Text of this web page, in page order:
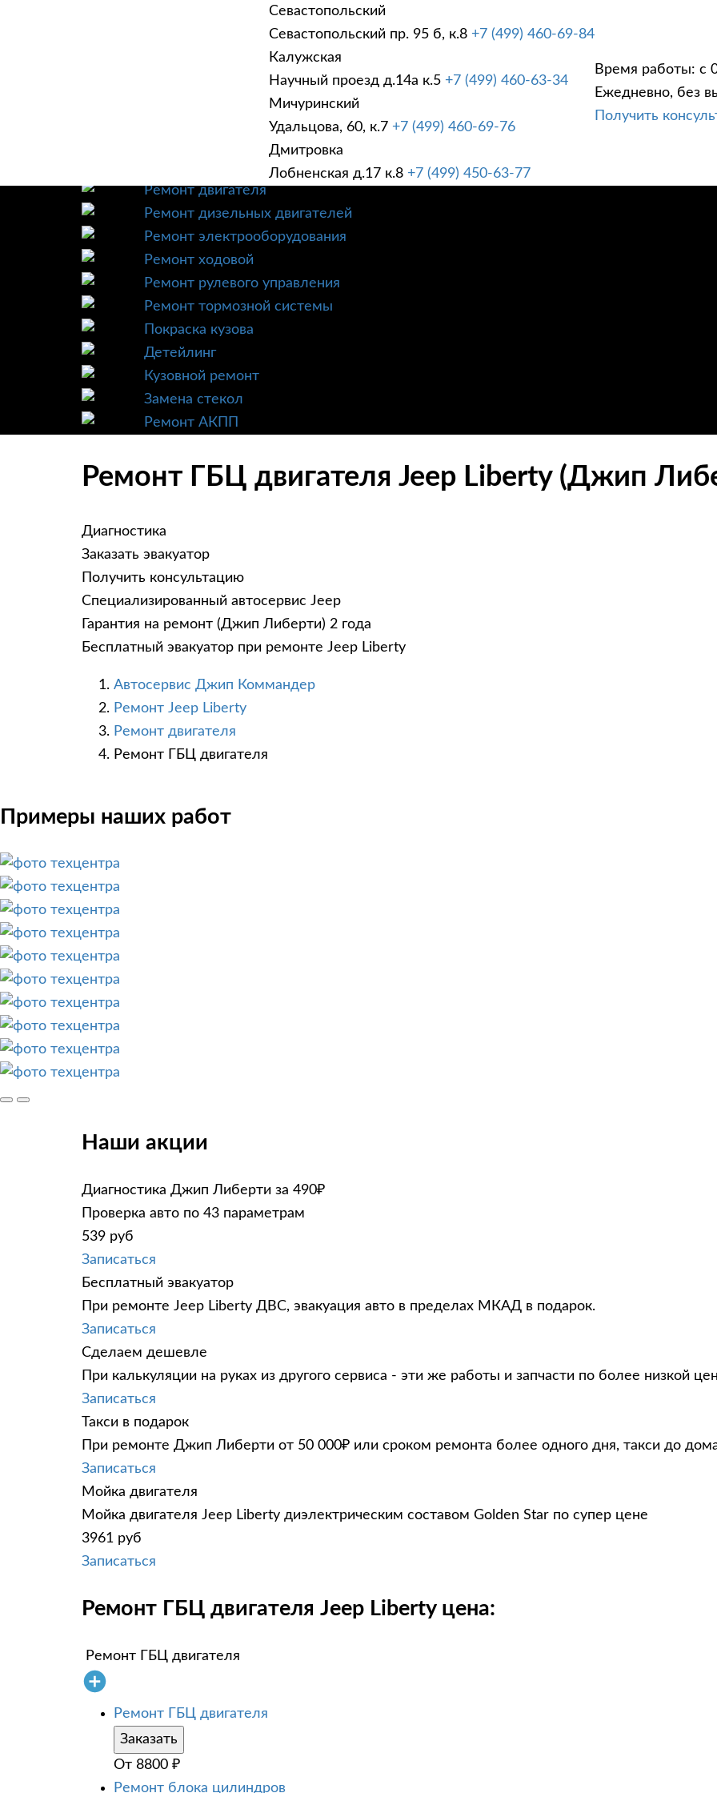
Севастопольский
Севастопольский пр. 95 б, к.8 +7 (499) 460-69-84
Калужская
Научный проезд д.14а к.5 +7 (499) 460-63-34
Мичуринский
Удальцова, 60, к.7 +7 (499) 460-69-76
Дмитровка
Лобненская д.17 к.8 +7 (499) 450-63-77
Время работы: с
Ежедневно, без
Получить
УСЛУГИ
Техническое обслуживание
Ремонт трансмиссии
Ремонт двигателя
Ремонт дизельных двигателей
Ремонт электрооборудования
Ремонт ходовой
Ремонт рулевого управления
Ремонт тормозной системы
Покраска кузова
Детейлинг
Кузовной ремонт
Замена стекол
Ремонт АКПП
Ремонт ГБЦ двигателя Jeep Liberty (Джип
Диагностика
Заказать эвакуатор
Получить консультацию
Специализированный автосервис Jeep
Гарантия на ремонт (Джип Либерти) 2 года
Бесплатный эвакуатор при ремонте Jeep Liberty
Автосервис Джип Коммандер
Ремонт Jeep Liberty
Ремонт двигателя
Ремонт ГБЦ двигателя
Примеры наших работ
Наши акции
Диагностика Джип Либерти за 490₽
Проверка авто по 43 параметрам
539 руб
Записаться
Бесплатный эвакуатор
При ремонте Jeep Liberty ДВС, эвакуация авто в пределах МКАД в подарок.
Записаться
Сделаем дешевле
При калькуляции на руках из другого сервиса - эти же работы и запчасти по более низкой
Записаться
Такси в подарок
При ремонте Джип Либерти от 50 000₽ или сроком ремонта более одного дня, такси до
Записаться
Мойка двигателя
Мойка двигателя Jeep Liberty диэлектрическим составом Golden Star по супер цене
3961 руб
Записаться
Ремонт ГБЦ двигателя Jeep Liberty цена:
Ремонт ГБЦ двигателя
Ремонт ГБЦ двигателя
Заказать
От 8800 ₽
Ремонт блока цилиндров